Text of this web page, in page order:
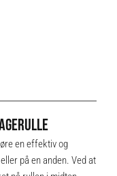
en effektiv og
på en anden. Ved at